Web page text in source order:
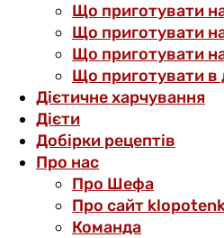
Що приготувати
Що приготувати
Що приготувати
Що приготувати в
Дієтичне харчування
Дієти
Добірки рецептів
Про нас
Про Шефа
Про сайт
Команда